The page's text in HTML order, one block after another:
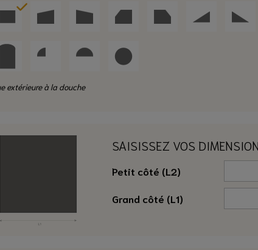
extérieure à la douche
SAISISSEZ VOS
Petit côté (L2)
Grand côté (L1)